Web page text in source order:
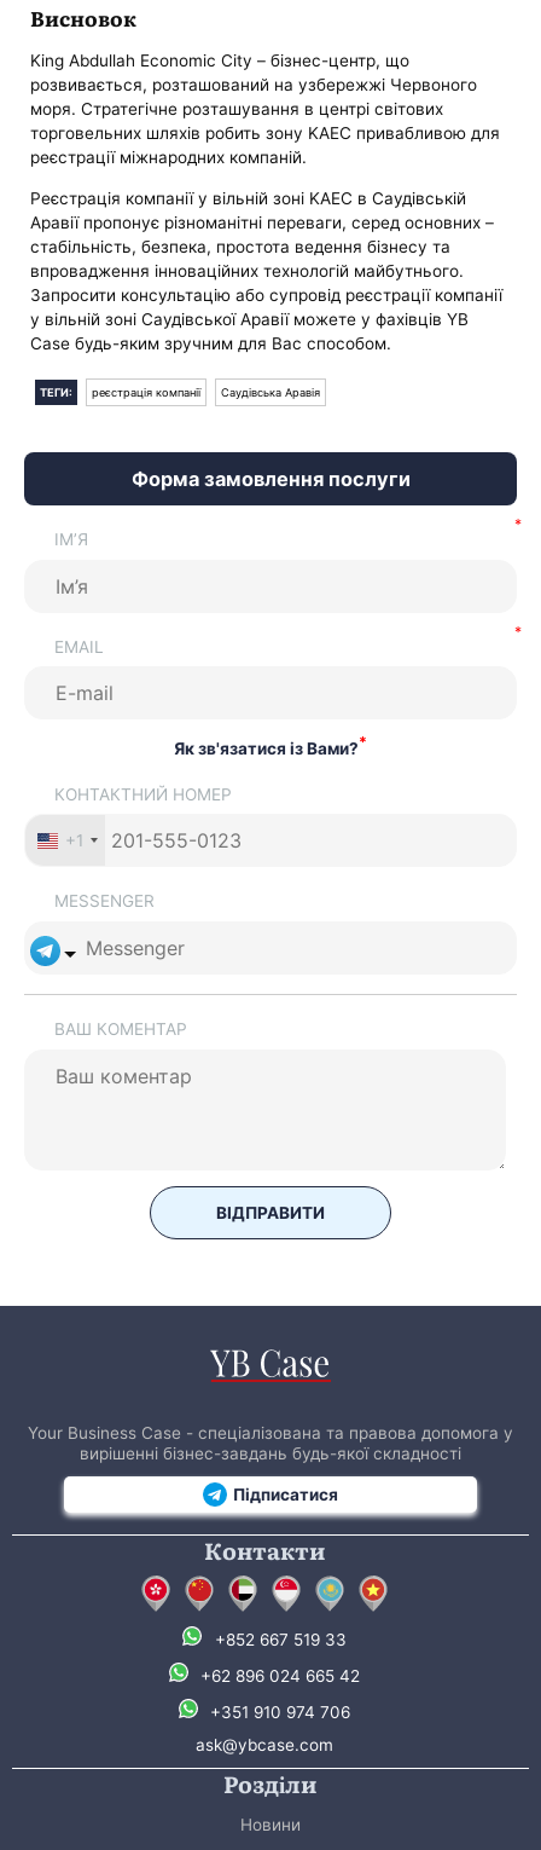
Висновок
King Abdullah Economic City – бізнес-центр, що
розвивається, розташований на узбережжі Червоного
моря. Стратегічне розташування в центрі світових
торговельних шляхів робить зону KAEC привабливою для
реєстрації міжнародних компаній.
Реєстрація компанії у вільній зоні KAEC в Саудівській
Аравії пропонує різноманітні переваги, серед основних –
стабільність, безпека, простота ведення бізнесу та
впровадження інноваційних технологій майбутнього.
Запросити консультацію або супровід реєстрації компанії
у вільній зоні Саудівської Аравії можете у фахівців YB
Case будь-яким зручним для Вас способом.
ТЕГИ: реєстрація компанії Саудівська Аравія
Форма замовлення послуги
ІМ’Я
EMAIL
Як зв'язатися із Вами?*
КОНТАКТНИЙ НОМЕР
+1
MESSENGER
ВАШ КОМЕНТАР
ВІДПРАВИТИ
Your Business Case - спеціалізована та правова допомога у
вирішенні бізнес-завдань будь-якої складності
Підписатися
Контакти
+852 667 519 33
+62 896 024 665 42
+351 910 974 706
ask@ybcase.com
Розділи
Новини